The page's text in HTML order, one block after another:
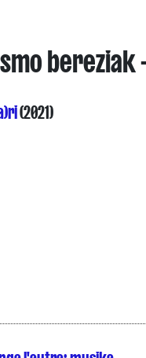
(2021)